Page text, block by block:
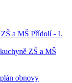
a MŠ Přídolí - I.
ZŠ a MŠ
obnovy